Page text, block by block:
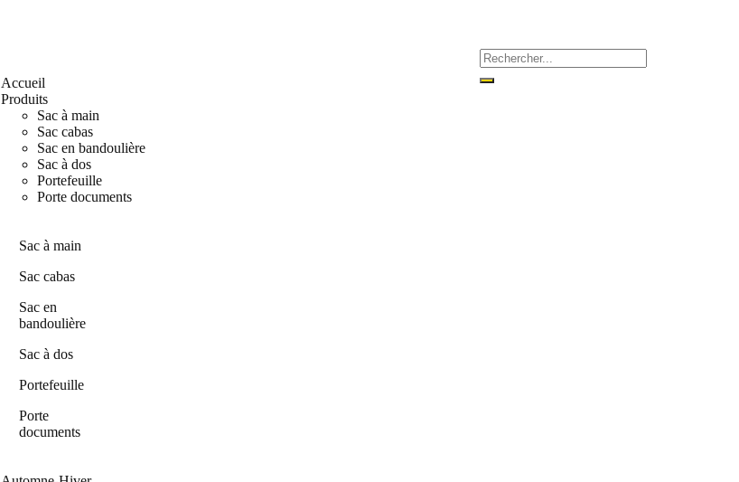
Accueil
Produits
Sac à main
Sac cabas
Sac en bandoulière
Sac à dos
Portefeuille
Porte documents
Sac à main
Sac cabas
Sac en
bandoulière
Sac à dos
Portefeuille
Porte
documents